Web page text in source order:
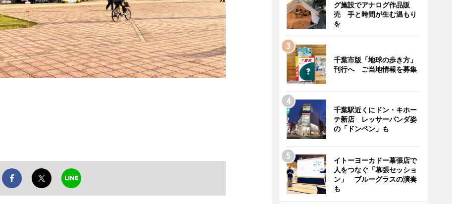
グ施設でアナログ作品販
売 手と時間が生む温もり
を
千葉市版「地球の歩き方」
刊行へ ご当地情報を募集
千葉駅近くにドン・キホー
テ新店 レッサーパンダ姿
の「ドンペン」も
イトーヨーカドー幕張店で
人をつなぐ「幕張セッショ
ン」 ブルーグラスの演奏
も